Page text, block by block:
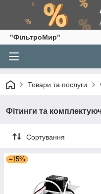
"ФільтроМир"
Товари та послуги
Фітинги та
Сортування
–15%